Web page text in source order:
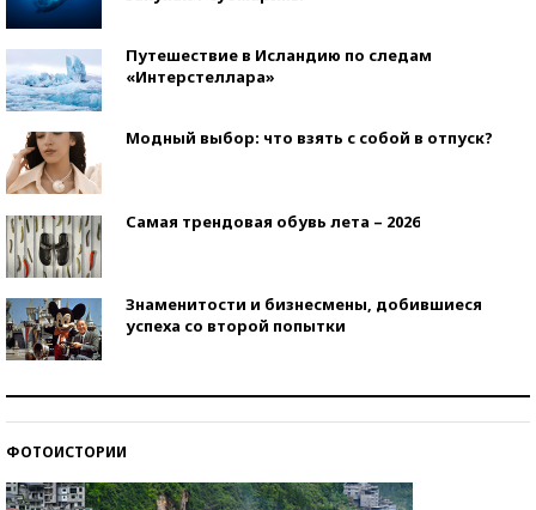
Путешествие в Исландию по следам
«Интерстеллара»
Модный выбор: что взять с собой в отпуск?
Самая трендовая обувь лета – 2026
Знаменитости и бизнесмены, добившиеся
успеха со второй попытки
ФОТОИСТОРИИ